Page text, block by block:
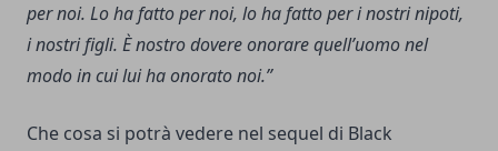
per noi. Lo ha fatto per noi, lo ha fatto per i nostri nipoti,
i nostri figli. È nostro dovere onorare quell’uomo nel
modo in cui lui ha onorato noi.”
Che cosa si potrà vedere nel sequel di Black